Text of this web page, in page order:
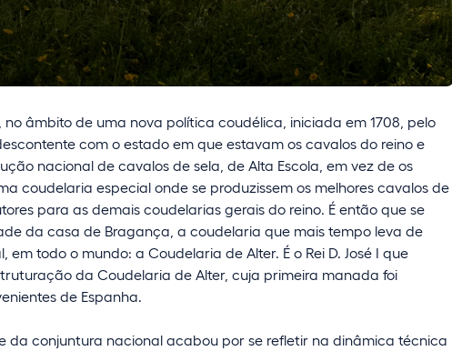
no âmbito de uma nova política coudélica, iniciada em 1708, pelo
com o estado em que estavam os cavalos do reino e
nacional de cavalos de sela, de Alta Escola, em vez de os
coudelaria especial onde se produzissem os melhores cavalos de
para as demais coudelarias gerais do reino. É então que se
da casa de Bragança, a coudelaria que mais tempo leva de
todo o mundo: a Coudelaria de Alter. É o Rei D. José I que
da Coudelaria de Alter, cuja primeira manada foi
de Espanha.
da conjuntura nacional acabou por se refletir na dinâmica técnica